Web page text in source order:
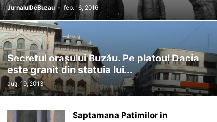
JurnalulDeBuzau - feb. 16, 2016
Secretul oraşului Buzău. Pe platoul Dacia
este granit din statuia lui...
aug. 19, 2013
Saptamana Patimilor in